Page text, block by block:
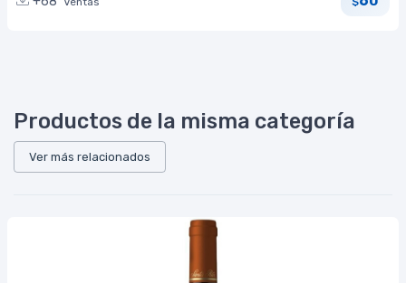
Productos de la misma categoría
Ver más relacionados